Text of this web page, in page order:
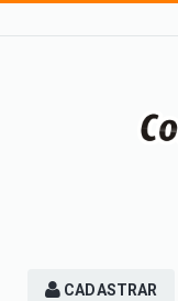
CADASTRAR